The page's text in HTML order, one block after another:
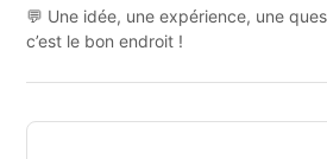
💬 Une idée, une expérience, une
c’est le bon endroit !